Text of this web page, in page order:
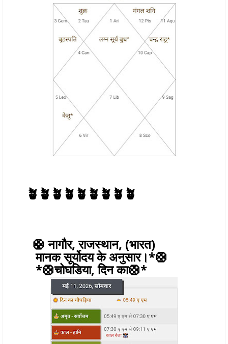
🪴🪴🪴🪴🪴🪴🪴🪴🪴
🛟 नागौर, राजस्थान, (भारत)
मानक सूर्योदय के अनुसार।*🛟
*🛟चोघडिया, दिन का🛟*